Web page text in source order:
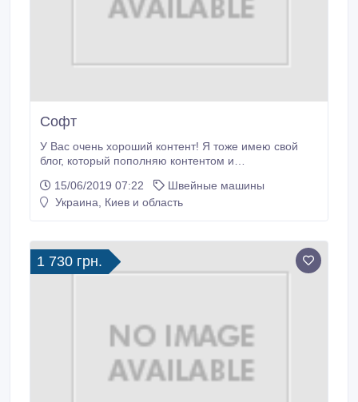
Софт
У Вас очень хороший контент! Я тоже имею свой
блог, который пополняю контентом и
рад видеть Вас в качестве читателя
http://offeramazon.ru/2019/05/27/методы-
15/06/2019 07:22
Швейные машины
Украина, Киев и область
1 730 грн.